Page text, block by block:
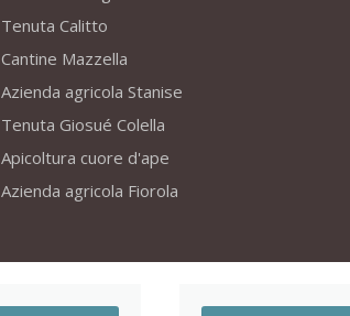
Tenuta Calitto
Cantine Mazzella
Azienda agricola Stanise
Tenuta Giosué Colella
Apicoltura cuore d'ape
Azienda agricola Fiorola